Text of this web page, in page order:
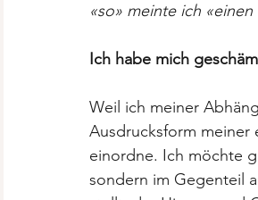
«so» meinte ich
Ich habe mich
Weil ich meiner
Ausdrucksform meiner
einordne. Ich möchte
sondern im Gegenteil